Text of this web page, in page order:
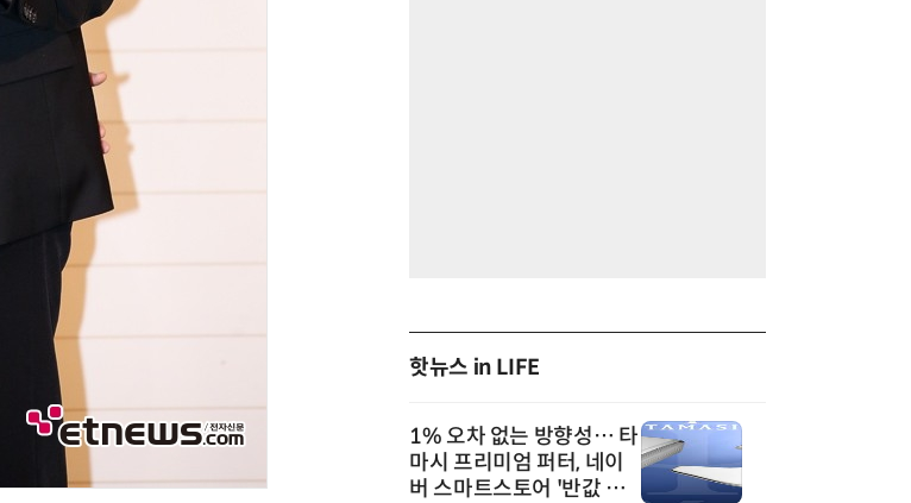
핫뉴스 in LIFE
1% 오차 없는 방향성… 타
마시 프리미엄 퍼터, 네이
버 스마트스토어 '반값 할